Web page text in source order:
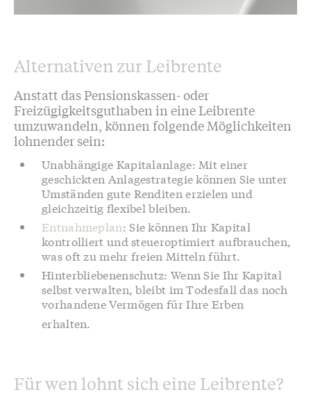
Alternativen zur Leibrente
Anstatt das Pensionskassen- oder
Freizügigkeitsguthaben in eine Leibrente
umzuwandeln, können folgende Möglichkeiten
lohnender sein:
Unabhängige Kapitalanlage: Mit einer
geschickten Anlagestrategie können Sie unter
Umständen gute Renditen erzielen und
gleichzeitig flexibel bleiben.
Entnahmeplan: Sie können Ihr Kapital
kontrolliert und steueroptimiert aufbrauchen,
was oft zu mehr freien Mitteln führt.
Hinterbliebenenschutz: Wenn Sie Ihr Kapital
selbst verwalten, bleibt im Todesfall das noch
vorhandene Vermögen für Ihre Erben
erhalten.
Für wen lohnt sich eine Leibrente?